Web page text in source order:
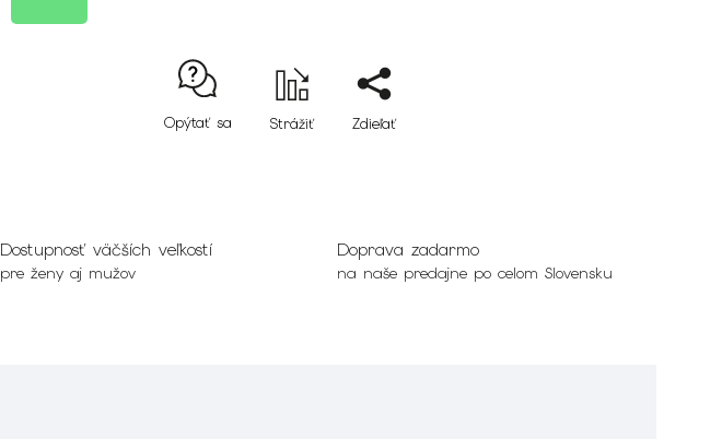
Opýtať sa Strážiť Zdieľať
Dostupnosť väčších veľkostí
pre ženy aj mužov
Doprava zadarmo
na naše predajne po celom Slovensku